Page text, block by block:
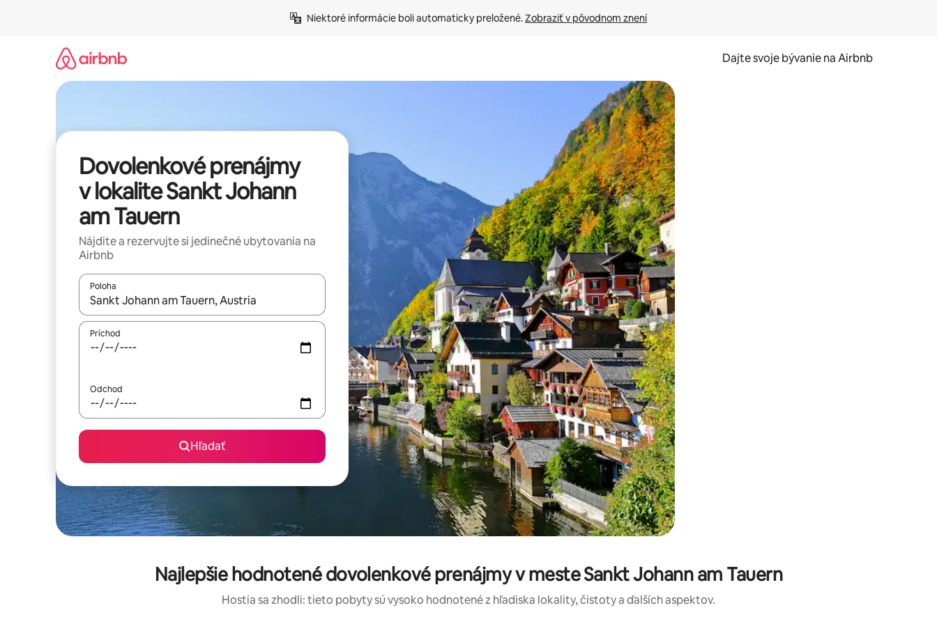
Niektoré informácie boli automaticky preložené. Zobraziť v pôvodnom znení
Dajte svoje bývanie na Airbnb
Dovolenkové prenájmy
v lokalite Sankt Johann
am Tauern
Nájdite a rezervujte si jedinečné ubytovania na
Airbnb
Poloha
Keď budú výsledky k dispozícii, môžete si ich prechádzať pomocou klávesov so šípkami nahor a nadol alebo ich preskúmať pomocou dotykových gest či potiahnutia prstom.
Príchod
Odchod
Hľadať
Najlepšie hodnotené dovolenkové prenájmy v meste Sankt Johann am Tauern
Hostia sa zhodli: tieto pobyty sú vysoko hodnotené z hľadiska lokality, čistoty a ďalších aspektov.